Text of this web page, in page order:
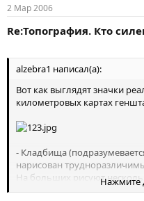
2 Мар 2006
Re:Топография. Кто
alzebra1 написал(а):
Вот как выглядят значки
километровых картах
- Кладбища
нарисован
На больших рисуют
песочный -
Нажмите